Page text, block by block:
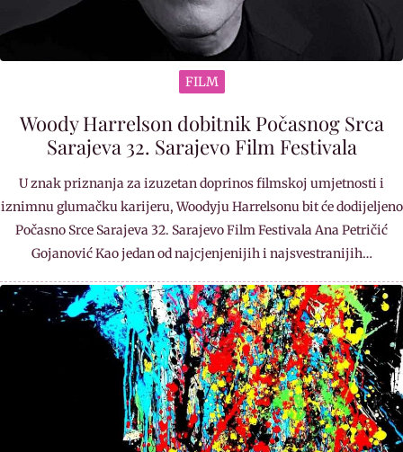
FILM
Woody Harrelson dobitnik Počasnog Srca
Sarajeva 32. Sarajevo Film Festivala
U znak priznanja za izuzetan doprinos filmskoj umjetnosti i
iznimnu glumačku karijeru, Woodyju Harrelsonu bit će dodijeljeno
Počasno Srce Sarajeva 32. Sarajevo Film Festivala Ana Petričić
Gojanović Kao jedan od najcjenjenijih i najsvestranijih…